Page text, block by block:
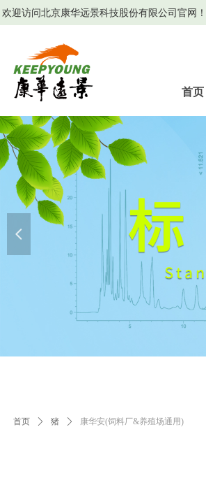
首页
欢迎访问北京康华远景科技股份有限公司官网！
首页 ꄲ 猪 ꄲ 康华安(饲料厂&养殖场通用)
넳